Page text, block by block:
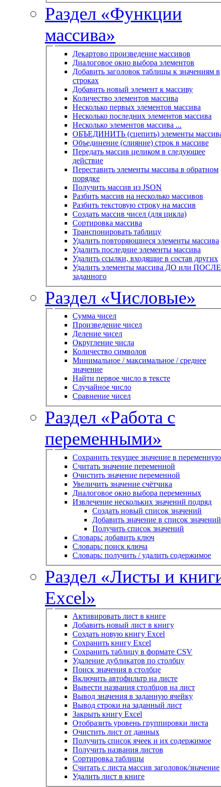
Раздел «Функции
массива»
Декартово произведение массивов
Диалоговое окно выбора элементов
Добавить заголовок таблицы к значениям в
строках
Добавить новый элемент к массиву
Количество элементов массива
Несколько первых элементов массива
Несколько последних элементов массива
Несколько элементов массива ...
ОБЪЕДИНИТЬ (сцепить) элементы
Объединение (слияние) строк в массиве
Передать массив целиком в следующее
действие
Переставить элементы массива в обратном
порядке
Получить массив из JSON
Разбить массив на несколько массивов
Разбить текстовую строку на массив
Создать массив чисел (для цикла)
Сортировка массива
Транспонировать таблицу
Удалить повторяющиеся элементы массива
Удалить последние элементы массива
Удалить ссылки, входящие в состав других
Удалить элементы массива ДО или ПОСЛЕ
заданного
Раздел «Числовые»
Сумма чисел
Произведение чисел
Деление чисел
Округление числа
Количество символов
Минимальное / максимальное / среднее
значение
Найти первое число в тексте
Случайное число
Сравнение чисел
Раздел «Работа с
переменными»
Сохранить текущее значение в переменную
Считать значение переменной
Очистить значение переменной
Увеличить значение счётчика
Диалоговое окно выбора переменных
Извлечение нескольких значений подряд
Создать новый список значений
Добавить значение в список значений
Получить список значений
Словарь: добавить ключ
Словарь: поиск ключа
Словарь: получить / удалить содержимое
Раздел «Листы и
Excel»
Активировать лист в книге
Добавить новый лист в книгу
Создать новую книгу Excel
Сохранить книгу Excel
Сохранить таблицу в формате CSV
Удаление дубликатов по столбцу
Поиск значения в столбце
Включить автофильтр на листе
Вывести названия столбцов на лист
Вывод значения в заданную ячейку
Вывод строки на заданный лист
Закрыть книгу Excel
Отобразить уровень группировки листа
Очистить лист от данных
Получить список ячеек и их содержимое
Получить названия листов
Сортировка таблицы
Считать с листа массив заголовок/значение
Удалить лист в книге